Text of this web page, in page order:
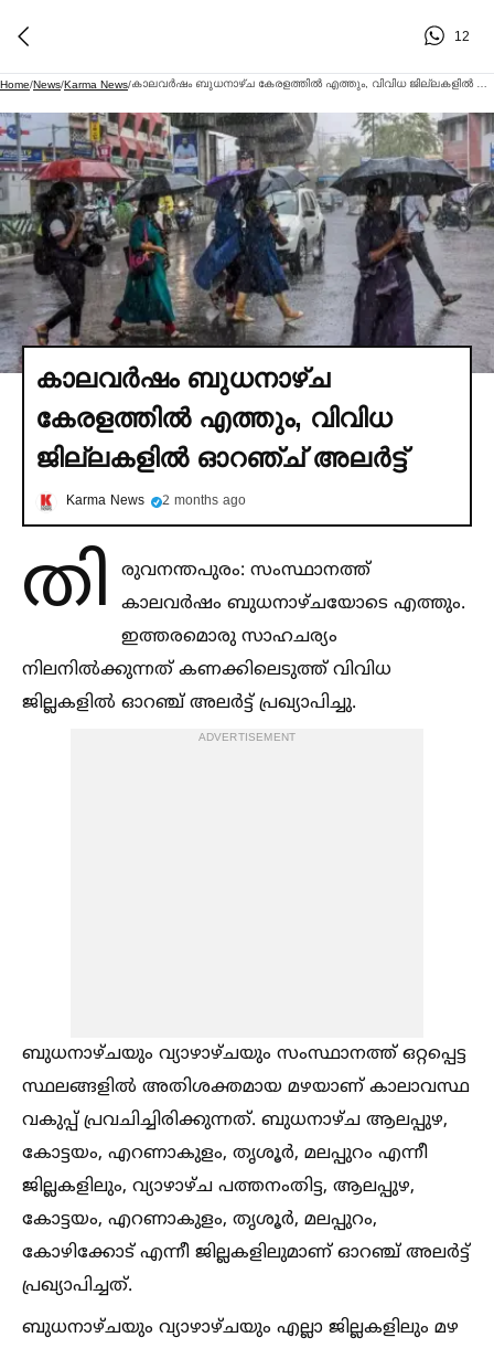
12
Home/News/Karma News/
കാലവര്‍ഷം ബുധനാഴ്ച
കേരളത്തില്‍ എത്തും, വിവിധ
ജില്ലകളില്‍ ഓറഞ്ച് അലര്‍ട്ട്
Karma News 2 months ago
തി
രുവനന്തപുരം: സംസ്ഥാനത്ത്
കാലവര്‍ഷം ബുധനാഴ്ചയോടെ എത്തും.
ഇത്തരമൊരു സാഹചര്യം
നിലനില്‍ക്കുന്നത് കണക്കിലെടുത്ത് വിവിധ
ജില്ലകളില്‍ ഓറഞ്ച് അലര്‍ട്ട് പ്രഖ്യാപിച്ചു.
ADVERTISEMENT
ബുധനാഴ്ചയും വ്യാഴാഴ്ചയും സംസ്ഥാനത്ത് ഒറ്റപ്പെട്ട
സ്ഥലങ്ങളില്‍ അതിശക്തമായ മഴയാണ് കാലാവസ്ഥ
വകുപ്പ് പ്രവചിച്ചിരിക്കുന്നത്. ബുധനാഴ്ച ആലപ്പുഴ,
കോട്ടയം, എറണാകുളം, തൃശൂര്‍, മലപ്പുറം എന്നീ
ജില്ലകളിലും, വ്യാഴാഴ്ച പത്തനംതിട്ട, ആലപ്പുഴ,
കോട്ടയം, എറണാകുളം, തൃശൂര്‍, മലപ്പുറം,
കോഴിക്കോട് എന്നീ ജില്ലകളിലുമാണ് ഓറഞ്ച് അലര്‍ട്ട്
പ്രഖ്യാപിച്ചത്.
ബുധനാഴ്ചയും വ്യാഴാഴ്ചയും എല്ലാ ജില്ലകളിലും മഴ